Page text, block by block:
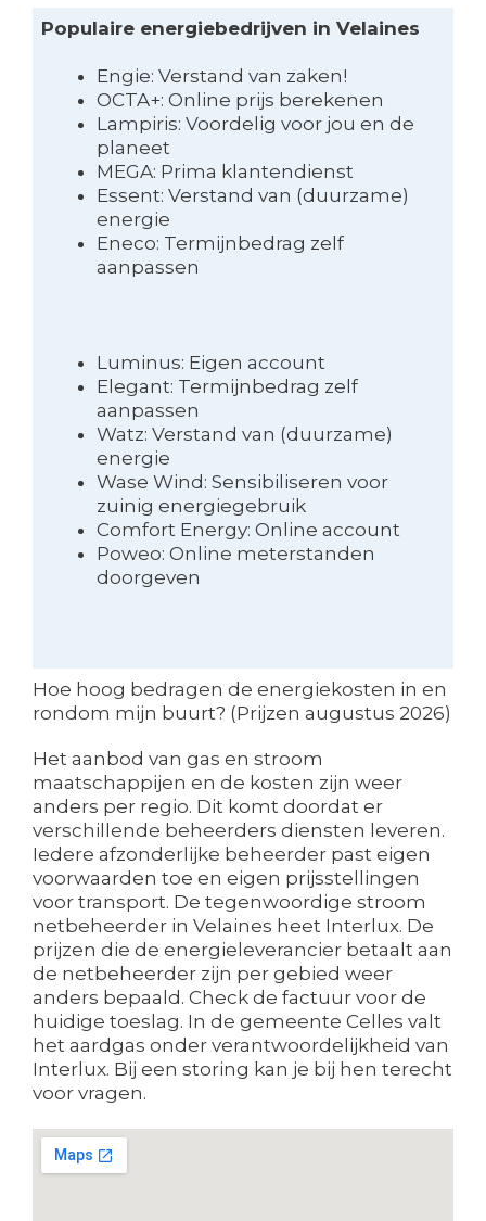
Populaire energiebedrijven in Velaines
Engie: Verstand van zaken!
OCTA+: Online prijs berekenen
Lampiris: Voordelig voor jou en de
planeet
MEGA: Prima klantendienst
Essent: Verstand van (duurzame)
energie
Eneco: Termijnbedrag zelf
aanpassen
Luminus: Eigen account
Elegant: Termijnbedrag zelf
aanpassen
Watz: Verstand van (duurzame)
energie
Wase Wind: Sensibiliseren voor
zuinig energiegebruik
Comfort Energy: Online account
Poweo: Online meterstanden
doorgeven
Hoe hoog bedragen de energiekosten in en
rondom mijn buurt? (Prijzen augustus 2026)
Het aanbod van gas en stroom
maatschappijen en de kosten zijn weer
anders per regio. Dit komt doordat er
verschillende beheerders diensten leveren.
Iedere afzonderlijke beheerder past eigen
voorwaarden toe en eigen prijsstellingen
voor transport. De tegenwoordige stroom
netbeheerder in Velaines heet Interlux. De
prijzen die de energieleverancier betaalt aan
de netbeheerder zijn per gebied weer
anders bepaald. Check de factuur voor de
huidige toeslag. In de gemeente Celles valt
het aardgas onder verantwoordelijkheid van
Interlux. Bij een storing kan je bij hen terecht
voor vragen.